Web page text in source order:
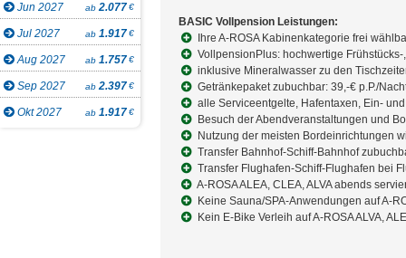
Jun 2027 ab 2.077€
Jul 2027 ab 1.917€
Aug 2027 ab 1.757€
Sep 2027 ab 2.397€
Okt 2027 ab 1.917€
BASIC Vollpension Leistungen:
Ihre A-ROSA Kabinenkategorie frei
VollpensionPlus: hochwertige
inklusive Mineralwasser zu den
Getränkepaket zubuchbar: 39,-€ p.P./
alle Serviceentgelte, Hafentaxen, Ein-
Besuch der Abendveranstaltungen und
Nutzung der meisten Bordeinrichtungen
Transfer Bahnhof-Schiff-Bahnhof
Transfer Flughafen-Schiff-Flughafen bei
A-ROSA ALEA, CLEA, ALVA abends
Keine Sauna/SPA-Anwendungen auf A-
Kein E-Bike Verleih auf A-ROSA ALVA,